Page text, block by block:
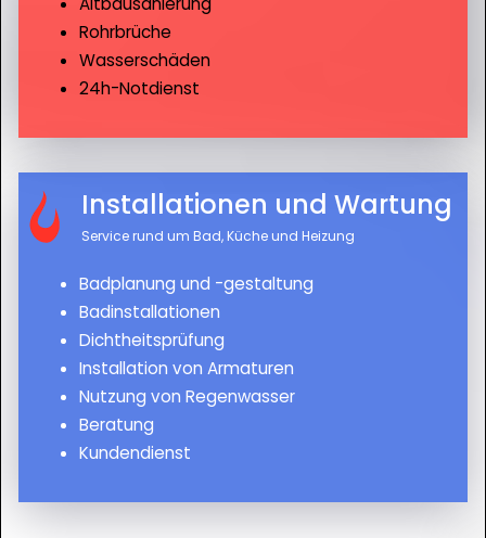
Rohrbrüche
Wasserschäden
24h-Notdienst
Installationen und Wartung
Service rund um Bad, Küche und Heizung
Badplanung und -gestaltung
Badinstallationen
Dichtheitsprüfung
Installation von Armaturen
Nutzung von Regenwasser
Beratung
Kundendienst